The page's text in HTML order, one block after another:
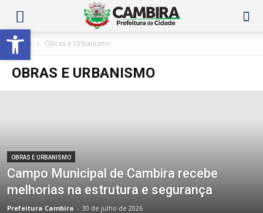
Home Obras e Urbanismo
OBRAS E URBANISMO
OBRAS E URBANISMO
Campo Municipal de Cambira recebe
melhorias na estrutura e segurança
Prefeitura Cambira - 30 de julho de 2026
Abrir a barra de ferramentas